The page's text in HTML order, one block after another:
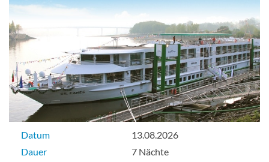
Datum
13.08.2026
Dauer
7 Nächte